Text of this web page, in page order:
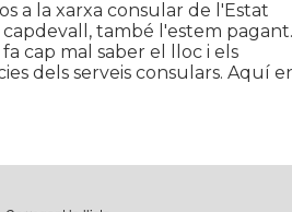
a la xarxa consular de l'Estat
també l'estem pagant.
cap mal saber el lloc i els
dels serveis consulars. Aquí